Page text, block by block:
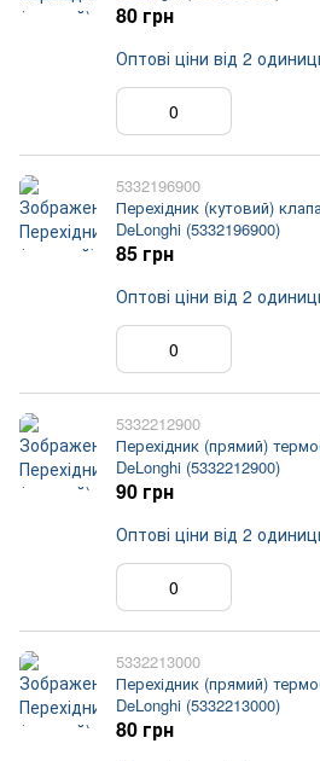
80 грн
Оптові ціни від 2
5332196900
Перехідник (кутовий)
DeLonghi (5332196900)
85 грн
Оптові ціни від 2
5332212900
Перехідник (прямий)
DeLonghi (5332212900)
90 грн
Оптові ціни від 2
5332213000
Перехідник (прямий)
DeLonghi (5332213000)
80 грн